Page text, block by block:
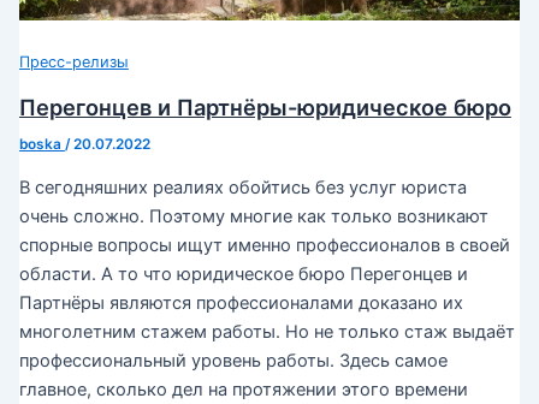
Пресс-релизы
Перегонцев и Партнёры-юридическое бюро
boska /20.07.2022
В сегодняшних реалиях обойтись без услуг юриста
очень сложно. Поэтому многие как только возникают
спорные вопросы ищут именно профессионалов в своей
области. А то что юридическое бюро Перегонцев и
Партнёры являются профессионалами доказано их
многолетним стажем работы. Но не только стаж выдаёт
профессиональный уровень работы. Здесь самое
главное, сколько дел на протяжении этого времени